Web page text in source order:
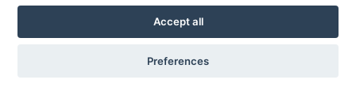
Accept all
Preferences